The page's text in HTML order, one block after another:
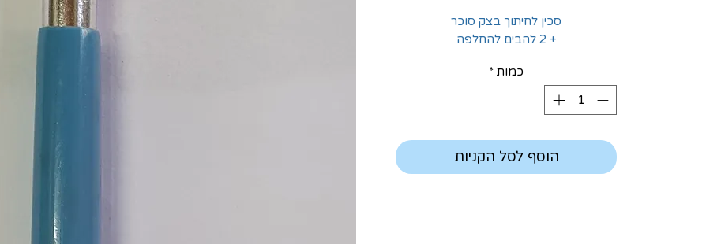
סכין לחיתוך בצק סוכר
+ 2 להבים להחלפה
כמות *
הוסף לסל הקניות